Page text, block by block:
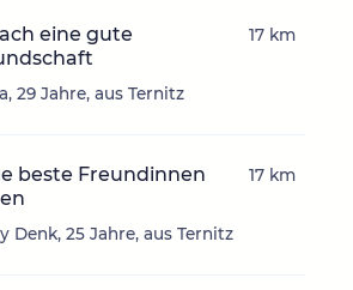
eine gute
29 Jahre, aus Ternitz
17 km
beste Freundinnen
Denk, 25 Jahre, aus Ternitz
17 km